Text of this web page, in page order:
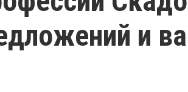
и